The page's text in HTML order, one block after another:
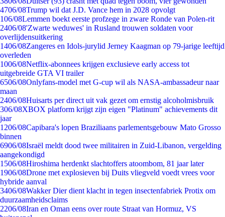
4706/08Trump wil dat J.D. Vance hem in 2028 opvolgt
106/08Lemmen boekt eerste profzege in zware Ronde van Polen-rit
2406/08'Zwarte weduwes' in Rusland trouwen soldaten voor
overlijdensuitkering
1406/08Zangeres en Idols-jurylid Jerney Kaagman op 79-jarige leeftijd
overleden
1006/08Netflix-abonnees krijgen exclusieve early access tot
uitgebreide GTA VI trailer
6506/08Onlyfans-model met G-cup wil als NASA-ambassadeur naar
maan
2406/08Huisarts per direct uit vak gezet om ernstig alcoholmisbruik
306/08XBOX platform krijgt zijn eigen "Platinum" achievements dit
jaar
1206/08Capibara's lopen Braziliaans parlementsgebouw Mato Grosso
binnen
6906/08Israël meldt dood twee militairen in Zuid-Libanon, vergelding
aangekondigd
1506/08Hiroshima herdenkt slachtoffers atoombom, 81 jaar later
1906/08Drone met explosieven bij Duits vliegveld voedt vrees voor
hybride aanval
3406/08Wakker Dier dient klacht in tegen insectenfabriek Protix om
duurzaamheidsclaims
2206/08Iran en Oman eens over route Straat van Hormuz, VS